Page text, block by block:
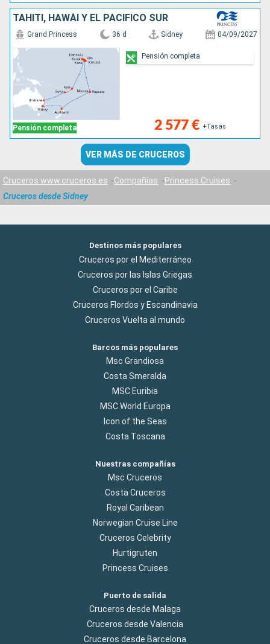
TAHITÍ, HAWÁI Y EL PACÍFICO SUR
Pensión completa
Grand Princess 36 d Sidney 04/09/2027
2 577 € +Tasas
Pensión completa
VER MÁS DE CRUCEROS
Cruceros www.cruceros.es Compañías
Princess Cruises
Cruceros desde Sidney
Destinos más populares
Cruceros por el Mediterráneo
Cruceros por las Islas Griegas
Cruceros por el Caribe
Cruceros Flordos y Escandinavia
Cruceros Vuelta al mundo
Barcos más populares
Msc Grandiosa
Costa Smeralda
MSC Euribia
MSC World Europa
Icon of the Seas
Costa Toscana
Nuestras compañías
Msc Cruceros
Costa Cruceros
Royal Caribean
Norwegian Cruise Line
Cruceros Celebrity
Hurtigruten
Princess Cruises
Puerto de salida
Cruceros desde Malaga
Cruceros desde Valencia
Cruceros desde Barcelona